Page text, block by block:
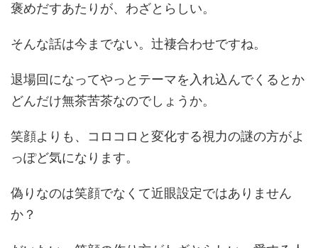
褒めだすあたりが、わざとらしい。
そんな話は今までない。辻褄合わせですね。
退場回になってやっとテーマを入れ込んでくるとか
どんだけ無茶苦茶なのでしょうか。
笑顔よりも、コロコロと変化する視力の謎の方がよ
っぽど気になります。
偽りなのは笑顔でなくて近眼設定ではありません
か？